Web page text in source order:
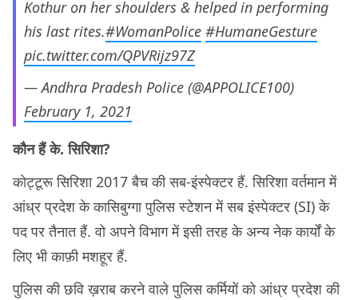
Kothur on her shoulders & helped in performing
his last rites.#WomanPolice #HumaneGesture
pic.twitter.com/QPVRijz97Z
— Andhra Pradesh Police (@APPOLICE100)
February 1, 2021
कौन हैं के. सिरिशा?
कोट्टूरू सिरिशा 2017 बैच की सब-इंस्पेक्टर हैं. सिरिशा वर्तमान में
आंध्र प्रदेश के कासिबुग्गा पुलिस स्टेशन में सब इंस्पेक्टर (SI) के
पद पर तैनात हैं. वो अपने विभाग में इसी तरह के अन्य नेक कार्यों के
लिए भी काफ़ी मशहूर हैं.
पुलिस की छवि ख़राब करने वाले पुलिस कर्मियों को आंध्र प्रदेश की